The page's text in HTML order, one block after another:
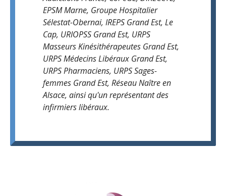
EPSM Marne, Groupe Hospitalier
Sélestat-Obernai, IREPS Grand Est, Le
Cap, URIOPSS Grand Est, URPS
Masseurs Kinésithérapeutes Grand Est,
URPS Médecins Libéraux Grand Est,
URPS Pharmaciens, URPS Sages-
femmes Grand Est, Réseau Naître en
Alsace, ainsi qu'un représentant des
infirmiers libéraux.